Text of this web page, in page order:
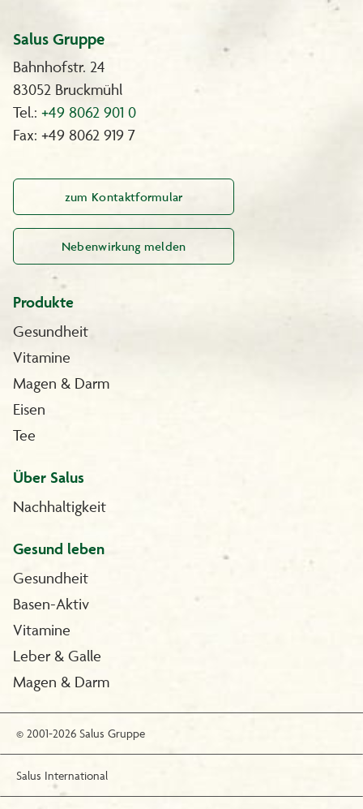
Salus Gruppe
Bahnhofstr. 24
83052 Bruckmühl
Tel.: +49 8062 901 0
Fax: +49 8062 919 7
zum Kontaktformular
Nebenwirkung melden
Produkte
Gesundheit
Vitamine
Magen & Darm
Eisen
Tee
Über Salus
Nachhaltigkeit
Gesund leben
Gesundheit
Basen-Aktiv
Vitamine
Leber & Galle
Magen & Darm
© 2001-2026 Salus Gruppe
Salus International